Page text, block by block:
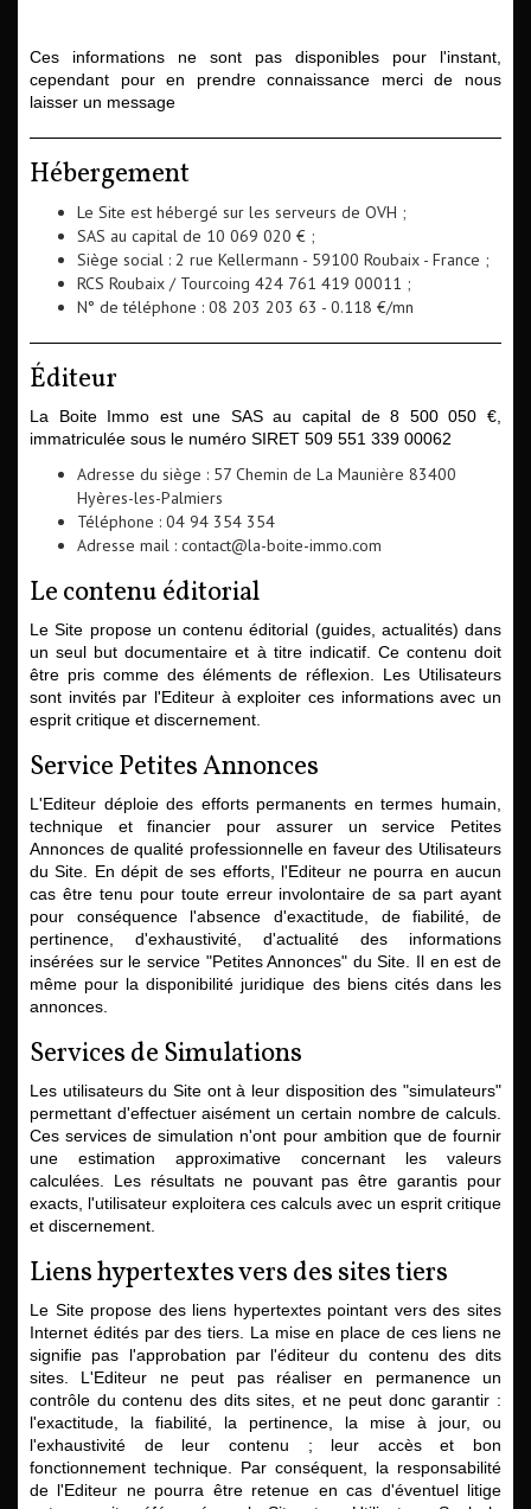
Ces informations ne sont pas disponibles pour l'instant,
cependant pour en prendre connaissance merci de nous
laisser un message
Hébergement
Le Site est hébergé sur les serveurs de OVH ;
SAS au capital de 10 069 020 € ;
Siège social : 2 rue Kellermann - 59100 Roubaix - France ;
RCS Roubaix / Tourcoing 424 761 419 00011 ;
N° de téléphone : 08 203 203 63 - 0.118 €/mn
Éditeur
La Boite Immo est une SAS au capital de 8 500 050 €,
immatriculée sous le numéro SIRET 509 551 339 00062
Adresse du siège : 57 Chemin de La Maunière 83400
Hyères-les-Palmiers
Téléphone : 04 94 354 354
Adresse mail : contact@la-boite-immo.com
Le contenu éditorial
Le Site propose un contenu éditorial (guides, actualités) dans
un seul but documentaire et à titre indicatif. Ce contenu doit
être pris comme des éléments de réflexion. Les Utilisateurs
sont invités par l'Editeur à exploiter ces informations avec un
esprit critique et discernement.
Service Petites Annonces
L'Editeur déploie des efforts permanents en termes humain,
technique et financier pour assurer un service Petites
Annonces de qualité professionnelle en faveur des Utilisateurs
du Site. En dépit de ses efforts, l'Editeur ne pourra en aucun
cas être tenu pour toute erreur involontaire de sa part ayant
pour conséquence l'absence d'exactitude, de fiabilité, de
pertinence, d'exhaustivité, d'actualité des informations
insérées sur le service "Petites Annonces" du Site. Il en est de
même pour la disponibilité juridique des biens cités dans les
annonces.
Services de Simulations
Les utilisateurs du Site ont à leur disposition des "simulateurs"
permettant d'effectuer aisément un certain nombre de calculs.
Ces services de simulation n'ont pour ambition que de fournir
une estimation approximative concernant les valeurs
calculées. Les résultats ne pouvant pas être garantis pour
exacts, l'utilisateur exploitera ces calculs avec un esprit critique
et discernement.
Liens hypertextes vers des sites tiers
Le Site propose des liens hypertextes pointant vers des sites
Internet édités par des tiers. La mise en place de ces liens ne
signifie pas l'approbation par l'éditeur du contenu des dits
sites. L'Editeur ne peut pas réaliser en permanence un
contrôle du contenu des dits sites, et ne peut donc garantir :
l'exactitude, la fiabilité, la pertinence, la mise à jour, ou
l'exhaustivité de leur contenu ; leur accès et bon
fonctionnement technique. Par conséquent, la responsabilité
de l'Editeur ne pourra être retenue en cas d'éventuel litige